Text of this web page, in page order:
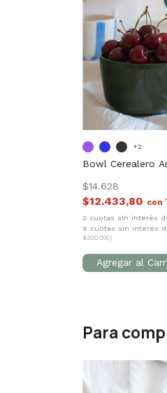
Bowl Cerealero
$14.628
$12.433,80 con
3 cuotas sin interés
6 cuotas sin interés
$300.000)
+2
Para